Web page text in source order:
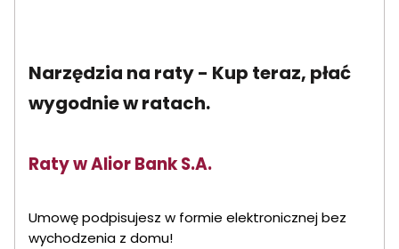
Narzędzia na raty - Kup teraz, płać
wygodnie w ratach.
Raty w Alior Bank S.A.
Umowę podpisujesz w formie elektronicznej bez
wychodzenia z domu!